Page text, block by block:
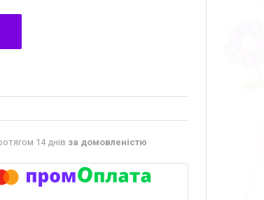
14 днів за домовленістю